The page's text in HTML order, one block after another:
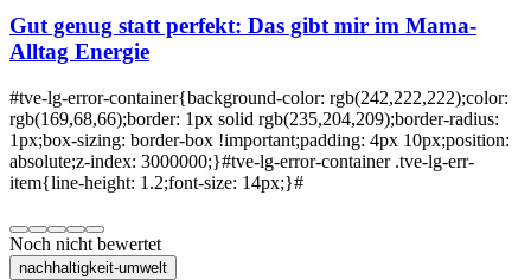
Gut genug statt perfekt: Das gibt mir im Mama-
Alltag Energie
#tve-lg-error-container{background-color: rgb(242,222,222);color:
rgb(169,68,66);border: 1px solid rgb(235,204,209);border-radius:
1px;box-sizing: border-box !important;padding: 4px 10px;position:
absolute;z-index: 3000000;}#tve-lg-error-container .tve-lg-err-
item{line-height: 1.2;font-size: 14px;}#
Noch nicht bewertet
nachhaltigkeit-umwelt